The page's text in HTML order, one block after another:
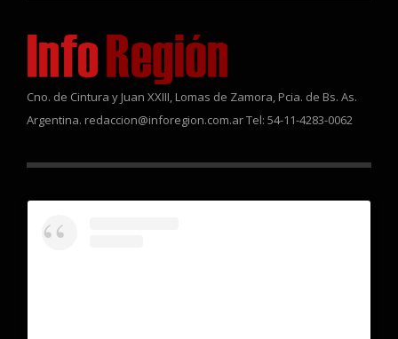
Cno. de Cintura y Juan XXIII, Lomas de Zamora, Pcia. de Bs. As.
Argentina. redaccion@inforegion.com.ar Tel: 54-11-4283-0062